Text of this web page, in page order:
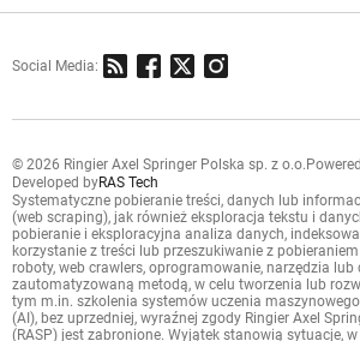
Social Media:
© 2026 Ringier Axel Springer Polska sp. z o.o.
Developed byRAS Tech
Systematyczne pobieranie treści, danych lub
(web scraping), jak również eksploracja tekstu i
pobieranie i eksploracyjna analiza danych,
korzystanie z treści lub przeszukiwanie z
roboty, web crawlers, oprogramowanie, narzędzia
zautomatyzowaną metodą, w celu tworzenia lub
tym m.in. szkolenia systemów uczenia
(AI), bez uprzedniej, wyraźnej zgody Ringier Axel
(RASP) jest zabronione. Wyjątek stanowią sytuacje,